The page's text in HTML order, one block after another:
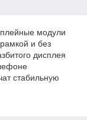
модули
и без
дисплея
стабильную